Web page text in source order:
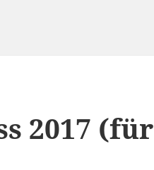
2017 (für